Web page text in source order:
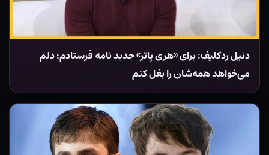
دنیل ردکلیف: برای «هری پاتر» جدید نامه فرستادم؛ دلم
می‌خواهد همه‌شان را بغل کنم